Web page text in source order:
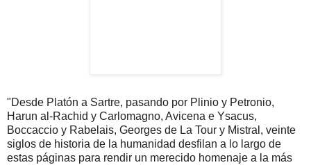
"Desde Platón a Sartre, pasando por Plinio y Petronio,
Harun al-Rachid y Carlomagno, Avicena e Ysacus,
Boccaccio y Rabelais, Georges de La Tour y Mistral, veinte
siglos de historia de la humanidad desfilan a lo largo de
estas páginas para rendir un merecido homenaje a la más